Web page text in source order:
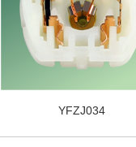
YFZJ034